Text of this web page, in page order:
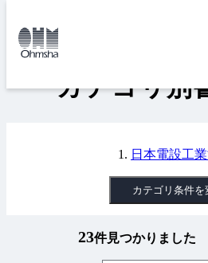
トップ
カテゴリ別
日本電設工
カテゴリ条件を
23件見つかりました